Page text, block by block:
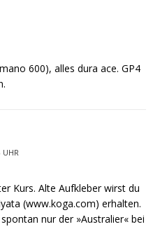
600), alles dura ace. GP4
UHR
Kurs. Alte Aufkleber wirst du
(www.koga.com) erhalten.
nur der »Australier« bei